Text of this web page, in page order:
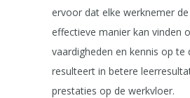
ervoor dat elke werknemer
effectieve manier kan vinden
vaardigheden en kennis op te
resulteert in betere
prestaties op de werkvloer.